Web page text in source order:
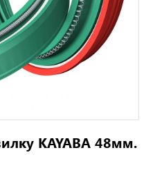
KAYABA 48мм.